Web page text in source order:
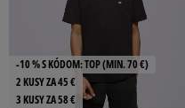
-10 % S KÓDOM: TOP (MIN. 70 €)
2 KUSY ZA 45 €
3 KUSY ZA 58 €